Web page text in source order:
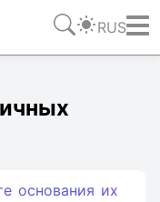
RUS
основания их